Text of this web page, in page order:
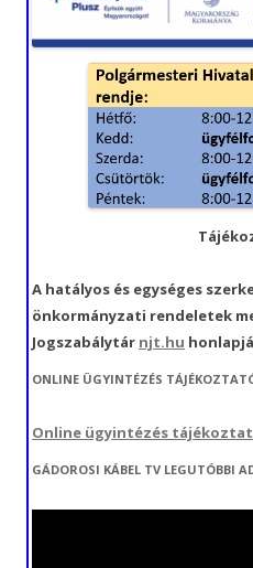
A hatályos és egységes
önkormányzati rendeletek
Jogszabálytár njt.hu
ONLINE ÜGYINTÉZÉS
Online ügyintézés
GÁDOROSI KÁBEL TV LEGUTÓBBI